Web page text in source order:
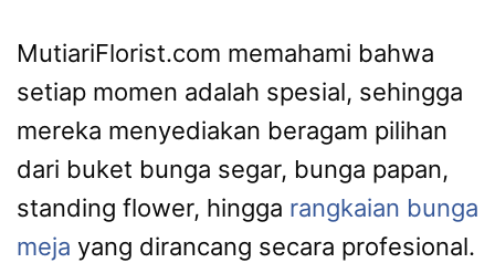
MutiariFlorist.com memahami bahwa
setiap momen adalah spesial, sehingga
mereka menyediakan beragam pilihan
dari buket bunga segar, bunga papan,
standing flower, hingga rangkaian bunga
meja yang dirancang secara profesional.